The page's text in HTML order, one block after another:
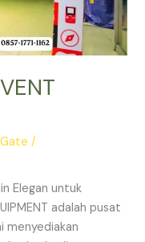
Gate /
Elegan untuk
adalah pusat
menyediakan